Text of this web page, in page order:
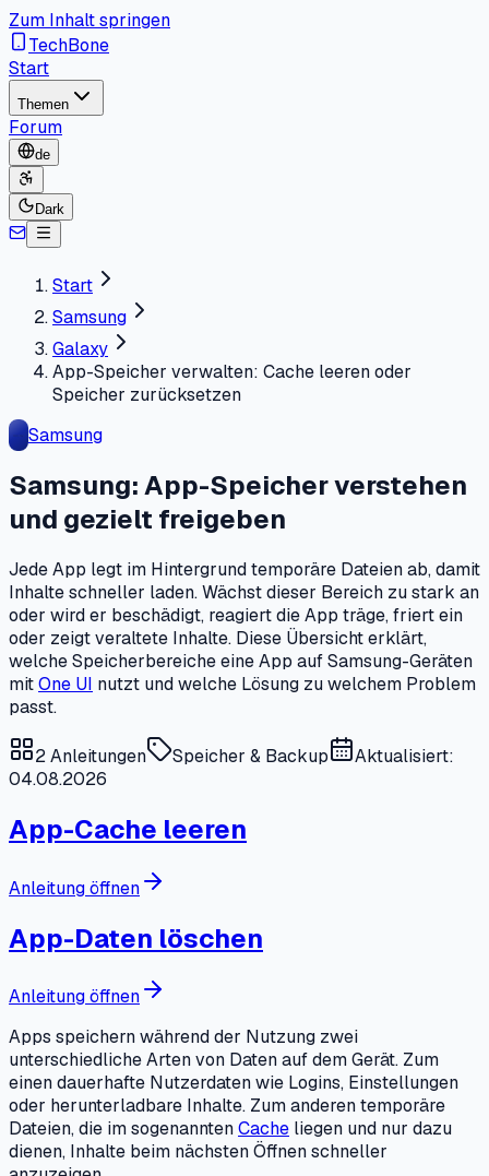
Zum Inhalt springen
TechBone
Start
Themen
Forum
de
Dark
Start
Samsung
Galaxy
App-Speicher verwalten: Cache leeren oder
Speicher zurücksetzen
Samsung
Samsung: App-Speicher verstehen
und gezielt freigeben
Jede App legt im Hintergrund temporäre Dateien ab, damit
Inhalte schneller laden. Wächst dieser Bereich zu stark an
oder wird er beschädigt, reagiert die App träge, friert ein
oder zeigt veraltete Inhalte. Diese Übersicht erklärt,
welche Speicherbereiche eine App auf Samsung-Geräten
mitOne UI nutzt und welche Lösung zu welchem Problem
passt.
2Anleitungen Speicher & Backup
Aktualisiert:
04.08.2026
App-Cache leeren
Anleitung öffnen
App-Daten löschen
Anleitung öffnen
Apps speichern während der Nutzung zwei
unterschiedliche Arten von Daten auf dem Gerät. Zum
einen dauerhafte Nutzerdaten wie Logins, Einstellungen
oder herunterladbare Inhalte. Zum anderen temporäre
Dateien, die im sogenanntenCache liegen und nur dazu
dienen, Inhalte beim nächsten Öffnen schneller